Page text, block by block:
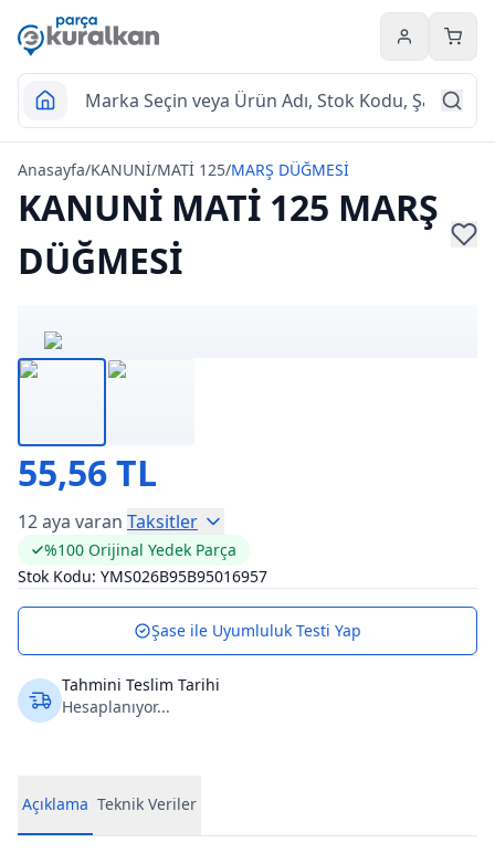
Hesabım
Anasayfa/KANUNİ/MATİ 125/MARŞ DÜĞMESİ
KANUNİ MATİ 125 MARŞ
DÜĞMESİ
55,56 TL
12 aya varan Taksitler
%100 Orijinal Yedek Parça
Stok Kodu: YMS026B95B95016957
Şase ile Uyumluluk Testi Yap
Tahmini Teslim Tarihi
Hesaplanıyor...
Açıklama Teknik Veriler